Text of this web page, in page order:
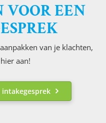
EEN
van je klachten,
aan!
intakegesprek